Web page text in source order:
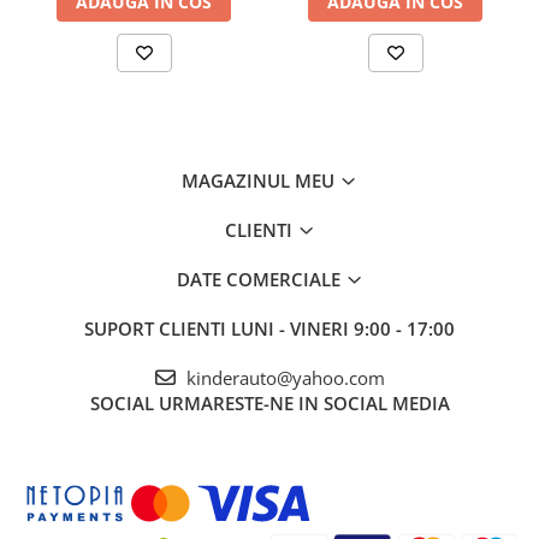
MAGAZINUL MEU
CLIENTI
DATE COMERCIALE
SUPORT CLIENTI LUNI - VINERI 9:00 - 17:00
kinderauto@yahoo.com
SOCIAL URMARESTE-NE IN SOCIAL MEDIA